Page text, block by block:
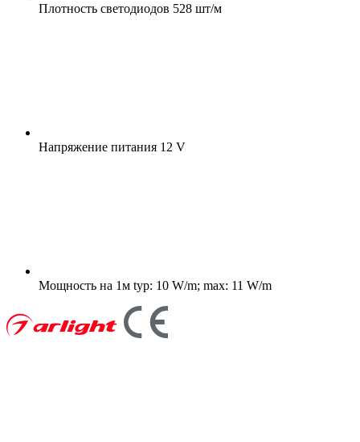
Плотность светодиодов 528 шт/м
Напряжение питания 12 V
Мощность на 1м typ: 10 W/m; max: 11 W/m